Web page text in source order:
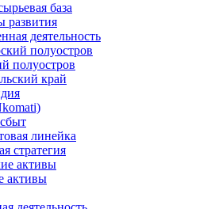
база
развития
деятельность
полуостров
полуостров
край
линейка
стратегия
активы
активы